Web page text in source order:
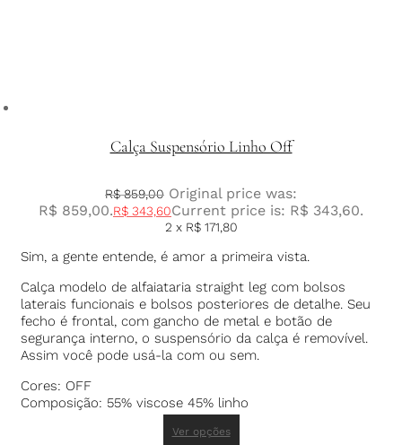
Calça Suspensório Linho Off
R$859,00 Original price was:
R$ 859,00.R$ 343,60Current price is: R$ 343,60.
2 x R$171,80
Sim, a gente entende, é amor a primeira vista.
Calça modelo de alfaiataria straight leg com bolsos
laterais funcionais e bolsos posteriores de detalhe. Seu
fecho é frontal, com gancho de metal e botão de
segurança interno, o suspensório da calça é removível.
Assim você pode usá-la com ou sem.
Cores: OFF
Composição: 55% viscose 45% linho
Ver opções